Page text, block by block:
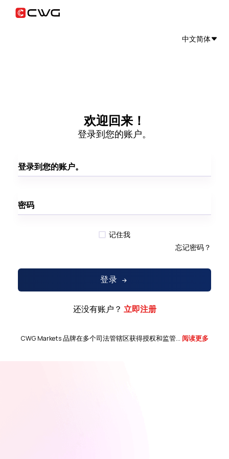
中文简体
欢迎回来！
登录到您的账户。
记住我
忘记密码？
登录
还没有账户？ 立即注册
CWG Markets 品牌在多个司法管辖区获得授权和监管... 阅读更多